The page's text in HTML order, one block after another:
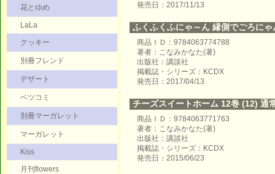
花とゆめ
LaLa
クッキー
別冊フレンド
デザート
ベツコミ
別冊マーガレット
マーガレット
Kiss
月刊flowers
発売日：2017/11/13
ふくふくふにゃ～ん 縁側でごろにゃ
商品ＩＤ：9784063774788
著者：こなみかなた(著)
出版社：講談社
掲載誌・シリーズ：KCDX
発売日：2017/04/13
チーズスイートホーム 12巻 (12) 通
商品ＩＤ：9784063771763
著者：こなみかなた(著)
出版社：講談社
掲載誌・シリーズ：KCDX
発売日：2015/06/23